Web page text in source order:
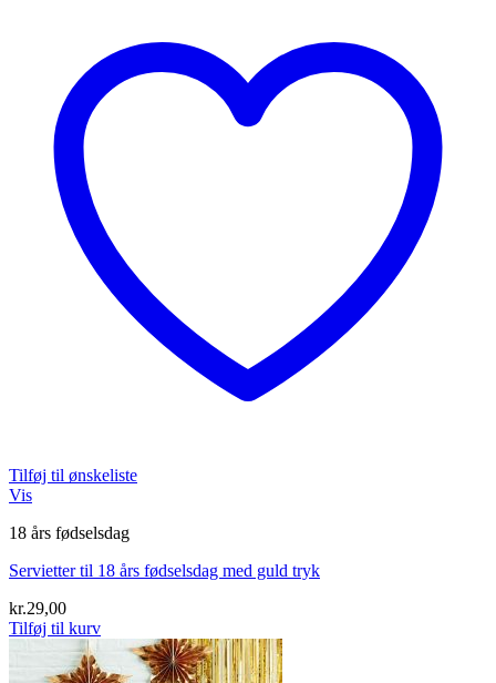
Tilføj til ønskeliste
Vis
18 års fødselsdag
Servietter til 18 års fødselsdag med guld tryk
kr.29,00
Tilføj til kurv